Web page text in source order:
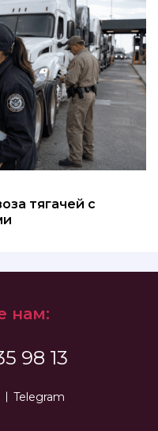
тягачей с
нам:
98 13
Telegram